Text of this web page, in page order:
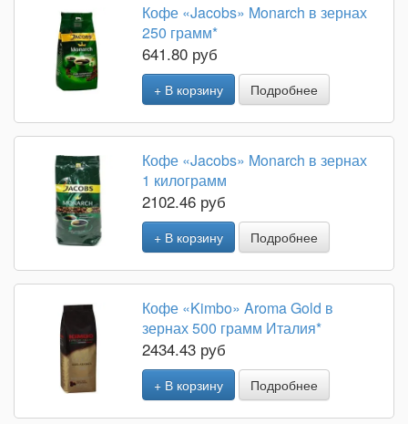
Кофе «Jacobs» Monarch в зернах
250 грамм*
641.80 руб
+ В корзину Подробнее
Кофе «Jacobs» Monarch в зернах
1 килограмм
2102.46 руб
+ В корзину Подробнее
Кофе «Kimbo» Aroma Gold в
зернах 500 грамм Италия*
2434.43 руб
+ В корзину Подробнее